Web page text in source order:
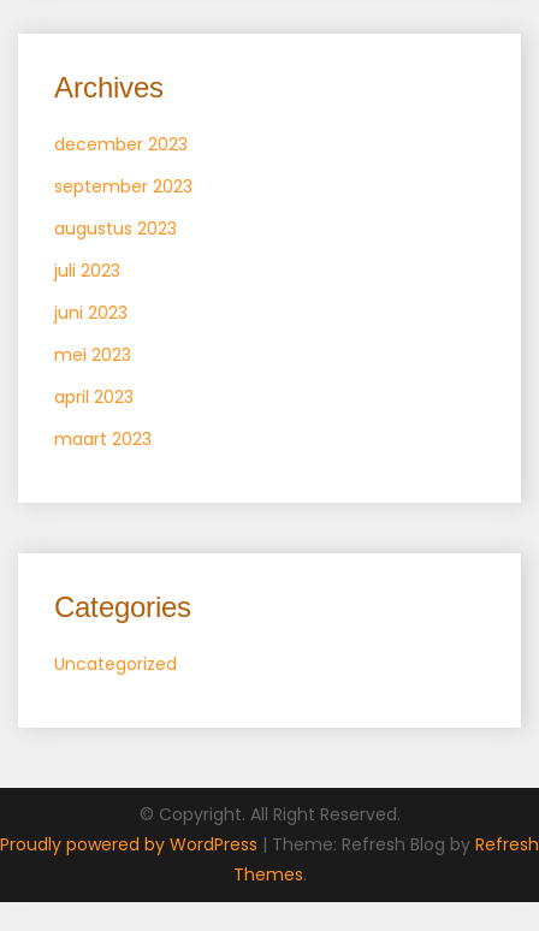
Archives
december 2023
september 2023
augustus 2023
juli 2023
juni 2023
mei 2023
april 2023
maart 2023
Categories
Uncategorized
© Copyright. All Right Reserved.
Proudly powered by WordPress | Theme: Refresh Blog by Refresh
Themes.